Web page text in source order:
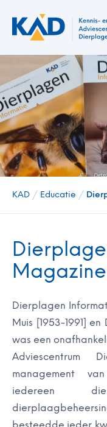
KAD / Educatie /
Magazine
Dierplagen
Muis [1953-1991]
was een
Adviescentrum
management
iedereen